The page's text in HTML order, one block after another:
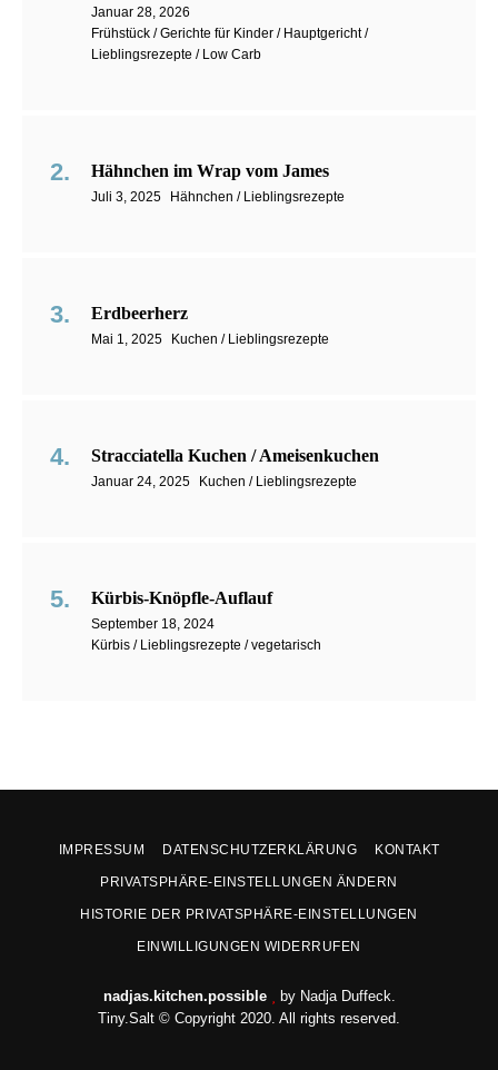
Januar 28, 2026
Frühstück / Gerichte für Kinder / Hauptgericht /
Lieblingsrezepte / Low Carb
Hähnchen im Wrap vom James
Juli 3, 2025 Hähnchen / Lieblingsrezepte
Erdbeerherz
Mai 1, 2025 Kuchen / Lieblingsrezepte
Stracciatella Kuchen / Ameisenkuchen
Januar 24, 2025 Kuchen / Lieblingsrezepte
Kürbis-Knöpfle-Auflauf
September 18, 2024
Kürbis / Lieblingsrezepte / vegetarisch
IMPRESSUM DATENSCHUTZERKLÄRUNG KONTAKT
PRIVATSPHÄRE-EINSTELLUNGEN ÄNDERN
HISTORIE DER PRIVATSPHÄRE-EINSTELLUNGEN
EINWILLIGUNGEN WIDERRUFEN
nadjas.kitchen.possible
by Nadja Duffeck.
Tiny.Salt © Copyright 2020. All rights reserved.